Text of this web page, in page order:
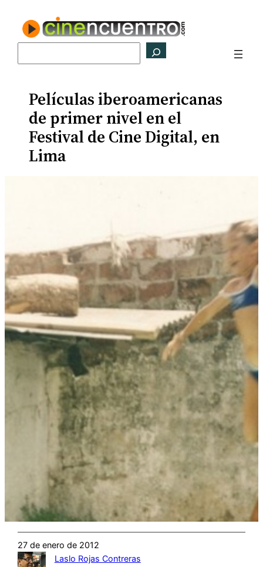
contenido
Películas iberoamericanas
de primer nivel en el
Festival de Cine Digital, en
Lima
27 de enero de 2012
Laslo Rojas Contreras